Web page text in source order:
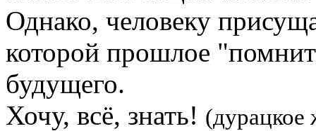
Однако, человеку
которой прошлое
будущего.
Хочу, всё, знать! (дурацкое